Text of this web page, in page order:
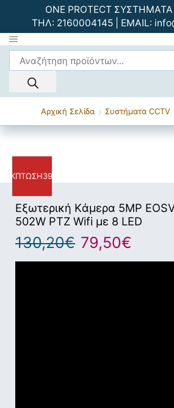
ONE PROTECT
ΤΗΛ: 2160004145 | EMAIL:
Αρχική Σελίδα Συστήματα CCTV
ΈΚΠΤΩΣΗ39%
Εξωτερική Kάμερα 5MP
502W PTZ Wifi με 8 LED
130,20€ 79,50€